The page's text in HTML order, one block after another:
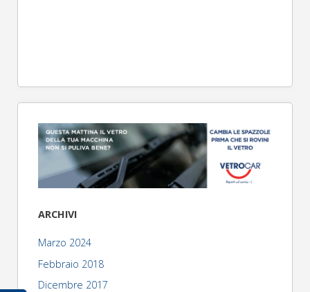
ARCHIVI
Marzo 2024
Febbraio 2018
Dicembre 2017